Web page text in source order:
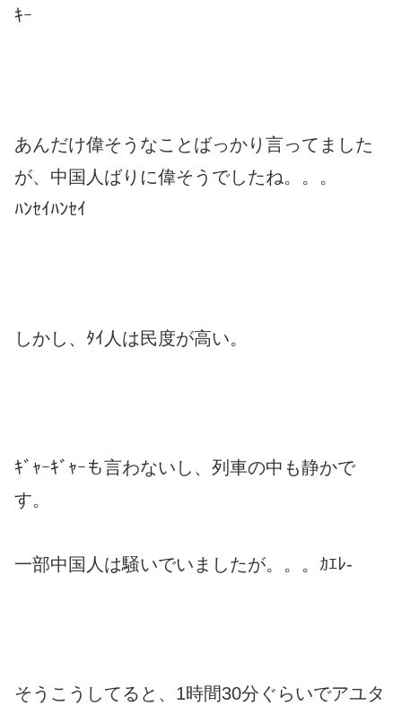
ｷｰ
あんだけ偉そうなことばっかり言ってました
が、中国人ばりに偉そうでしたね。。。
ﾊﾝｾｲﾊﾝｾｲ
しかし、ﾀｲ人は民度が高い。
ｷﾞｬｰｷﾞｬｰも言わないし、列車の中も静かで
す。
一部中国人は騒いでいましたが。。。ｶｴﾚ-
そうこうしてると、1時間30分ぐらいでアユタ